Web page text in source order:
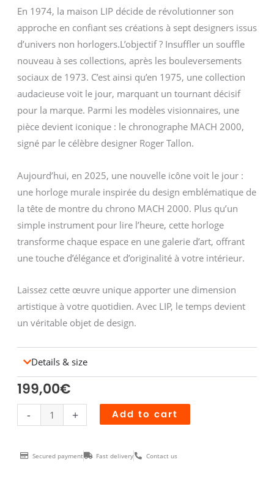
En 1974, la maison LIP décide de révolutionner son
approche en confiant ses créations à sept designers issus
d’univers non horlogers.L’objectif ? Insuffler un souffle
nouveau à ses collections, après les bouleversements
sociaux de 1973. C’est ainsi qu’en 1975, une collection
audacieuse voit le jour, marquant un tournant décisif
pour la marque. Parmi les modèles visionnaires, une
pièce devient iconique : le chronographe MACH 2000,
signé par le célèbre designer Roger Tallon.
Aujourd’hui, en 2025, une nouvelle icône voit le jour :
une horloge murale inspirée du design emblématique de
la tête de montre du chrono MACH 2000. Plus qu’un
simple instrument pour lire l’heure, cette horloge
transforme chaque espace en une galerie d’art, offrant
une touche d’élégance et d’originalité à votre intérieur.
Laissez cette œuvre unique apporter une dimension
artistique à votre quotidien. Avec LIP, le temps devient
un véritable objet de design.
Details & size
199,00€
-
MACH
quantity
+ Add to cart
Secured payment Fast delivery Contact us